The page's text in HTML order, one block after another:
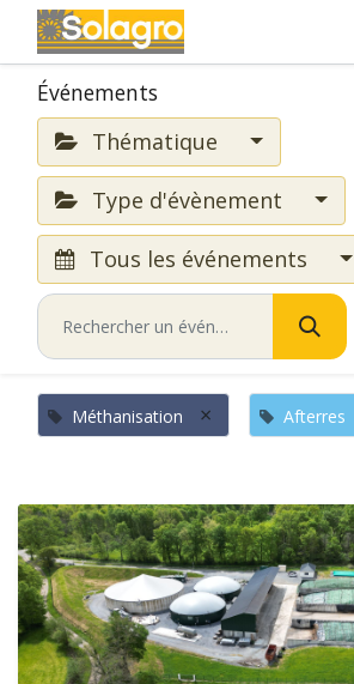
Événements
Thématique
Type d'évènement
Tous les événements
Méthanisation × Afterres